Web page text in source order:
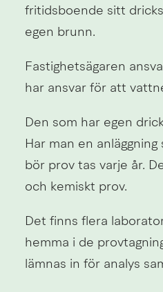
fritidsboende sitt
egen brunn.
Fastighetsägaren
har ansvar för att
Den som har egen
Har man en
bör prov tas varje år.
och kemiskt prov.
Det finns flera
hemma i de
lämnas in för analys